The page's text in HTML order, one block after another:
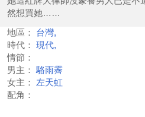
然想買她……
地區：
台灣,
時代：
現代,
情節：
男主：
駱雨霽
女主：
左天虹
配角：